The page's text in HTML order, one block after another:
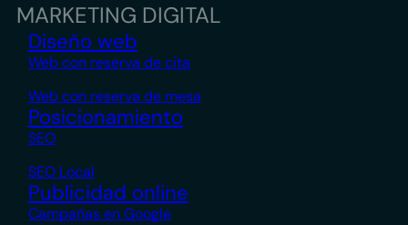
MARKETING DIGITAL
Diseño web
Web con reserva de cita
Web con reserva de mesa
Posicionamiento
SEO
SEO Local
Publicidad online
Campañas en Google